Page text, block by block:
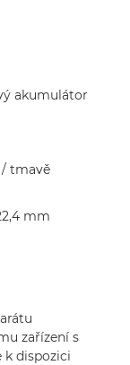
akumulátor
/ tmavě
mm
zařízení s
k dispozici